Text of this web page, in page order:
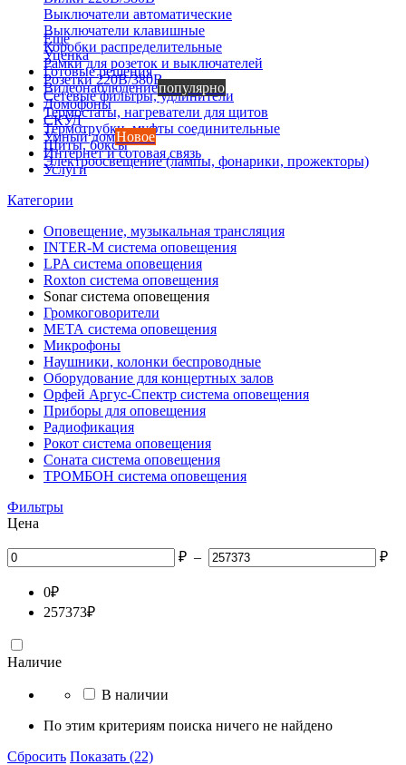
Выключатели автоматические
Выключатели клавишные
Коробки распределительные
Рамки для розеток и выключателей
Розетки 220В/380В
Сетевые фильтры, удлинители
Термостаты, нагреватели для щитов
Термотрубки, муфты соединительные
Щиты, боксы
Электроосвещение (лампы, фонарики, прожекторы)
Еще
Уценка
Готовые решения
Видеонаблюдениепопулярно
Домофоны
СКУД
Умный домНовое
Интернет и сотовая связь
Услуги
Категории
Оповещение, музыкальная трансляция
INTER-M система оповещения
LPA система оповещения
Roxton система оповещения
Sonar система оповещения
Громкоговорители
МЕТА система оповещения
Микрофоны
Наушники, колонки беспроводные
Оборудование для концертных залов
Орфей Аргус-Спектр система оповещения
Приборы для оповещения
Радиофикация
Рокот система оповещения
Соната система оповещения
ТРОМБОН система оповещения
Фильтры
Цена
₽ – ₽
0₽
257373₽
Наличие
В наличии
По этим критериям поиска ничего не найдено
Сбросить Показать (22)